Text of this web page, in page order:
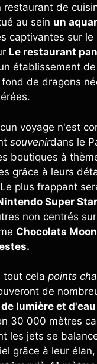
restaurant de
au sein un
captivantes sur le
Le restaurant
établissement
de dragons
voyage n'est
souvenirdans le
boutiques à
grâce à leurs
plus frappant
Super Star
non centrés
Chocolats
tout cela points
de
lumière et d'eau
30 000 mètres
les jets se
grâce à leur